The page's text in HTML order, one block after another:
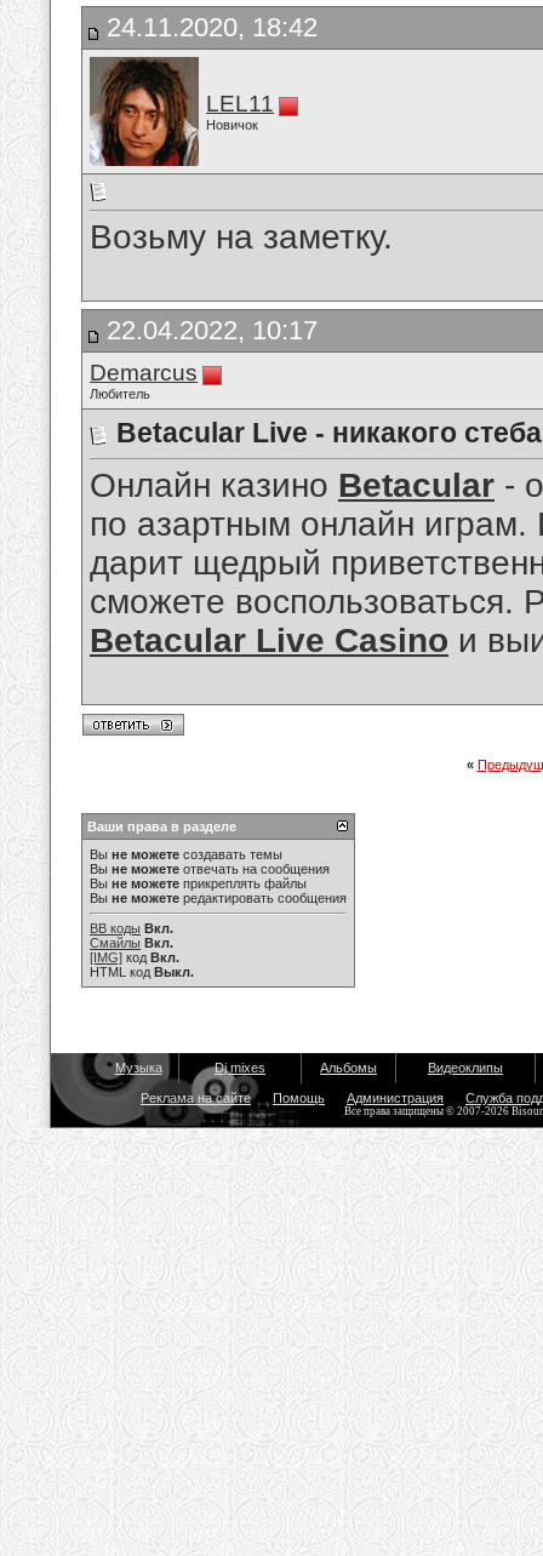
24.11.2020, 18:42
LEL11
Новичок
Возьму на заметку.
22.04.2022, 10:17
Demarcus
Любитель
Betacular Live - никакого
Онлайн казино Betacular -
по азартным онлайн
дарит щедрый
сможете воспользоваться.
Betacular Live Casino и
«
Ваши права в разделе
Вы не можете создавать темы
Вы не можете отвечать на сообщения
Вы не можете прикреплять файлы
Вы не можете редактировать сообщения
BB коды Вкл.
Смайлы Вкл.
[IMG] код Вкл.
HTML код Выкл.
Музыка Dj mixes Альбомы Видеоклипы
Реклама на сайте Помощь Администрация Служба
Все права защищены © 2007-2026